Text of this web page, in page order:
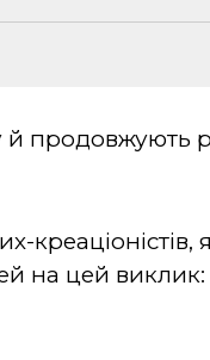
й
креаціоністів,
на цей виклик: